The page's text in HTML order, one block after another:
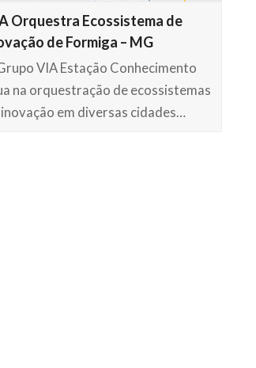
Orquestra Ecossistema de
de Formiga – MG
VIA Estação Conhecimento
na orquestração de ecossistemas
em diversas cidades…